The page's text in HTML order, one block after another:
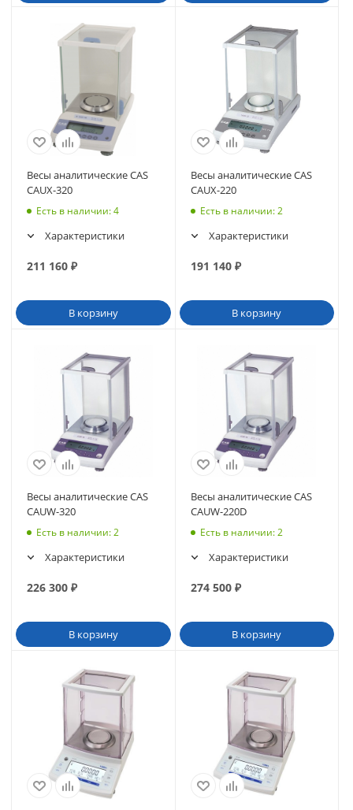
Весы аналитические CAS
CAUX-320
Есть в наличии: 4
Характеристики
211 160 ₽
В корзину
Весы аналитические CAS
CAUX-220
Есть в наличии: 2
Характеристики
191 140₽
В корзину
Весы аналитические CAS
CAUW-320
Есть в наличии: 2
Характеристики
226 300 ₽
В корзину
Весы аналитические CAS
CAUW-220D
Есть в наличии: 2
Характеристики
274 500₽
В корзину